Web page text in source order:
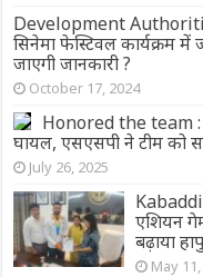
Development Authorities:
सिनेमा फेस्टिवल कार्यक्रम
जाएगी जानकारी ?
October 17, 2024
Honored the team :
घायल, एसएसपी ने टीम को
July 26, 2025
एशियन
बढ़ाया
May